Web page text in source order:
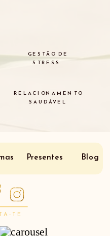
GESTÃO DE
STRESS
RELACIONAMENTO
SAUDÁVEL
Blog
TE
Presentes